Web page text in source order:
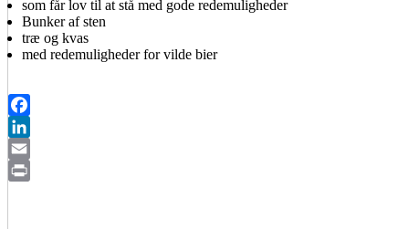
som får lov til at stå med gode redemuligheder
Bunker af sten
træ og kvas
med redemuligheder for vilde bier
Facebook
LinkedIn
Email